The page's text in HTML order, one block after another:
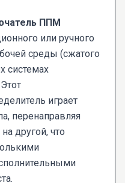
ППМ
или ручного
среды (сжатого
системах
играет
перенаправляя
другой, что